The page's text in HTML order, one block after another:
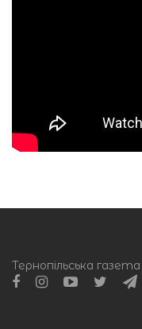
Тернопільська газета